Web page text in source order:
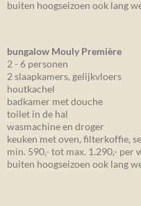
buiten hoogseizoen ook lang
bungalow Mouly Première
2 - 6 personen
2 slaapkamers, gelijkvloers
houtkachel
badkamer met douche
toilet in de hal
wasmachine en droger
keuken met oven, filterkoffie,
min. 590,- tot max. 1.290,- per
buiten hoogseizoen ook lang